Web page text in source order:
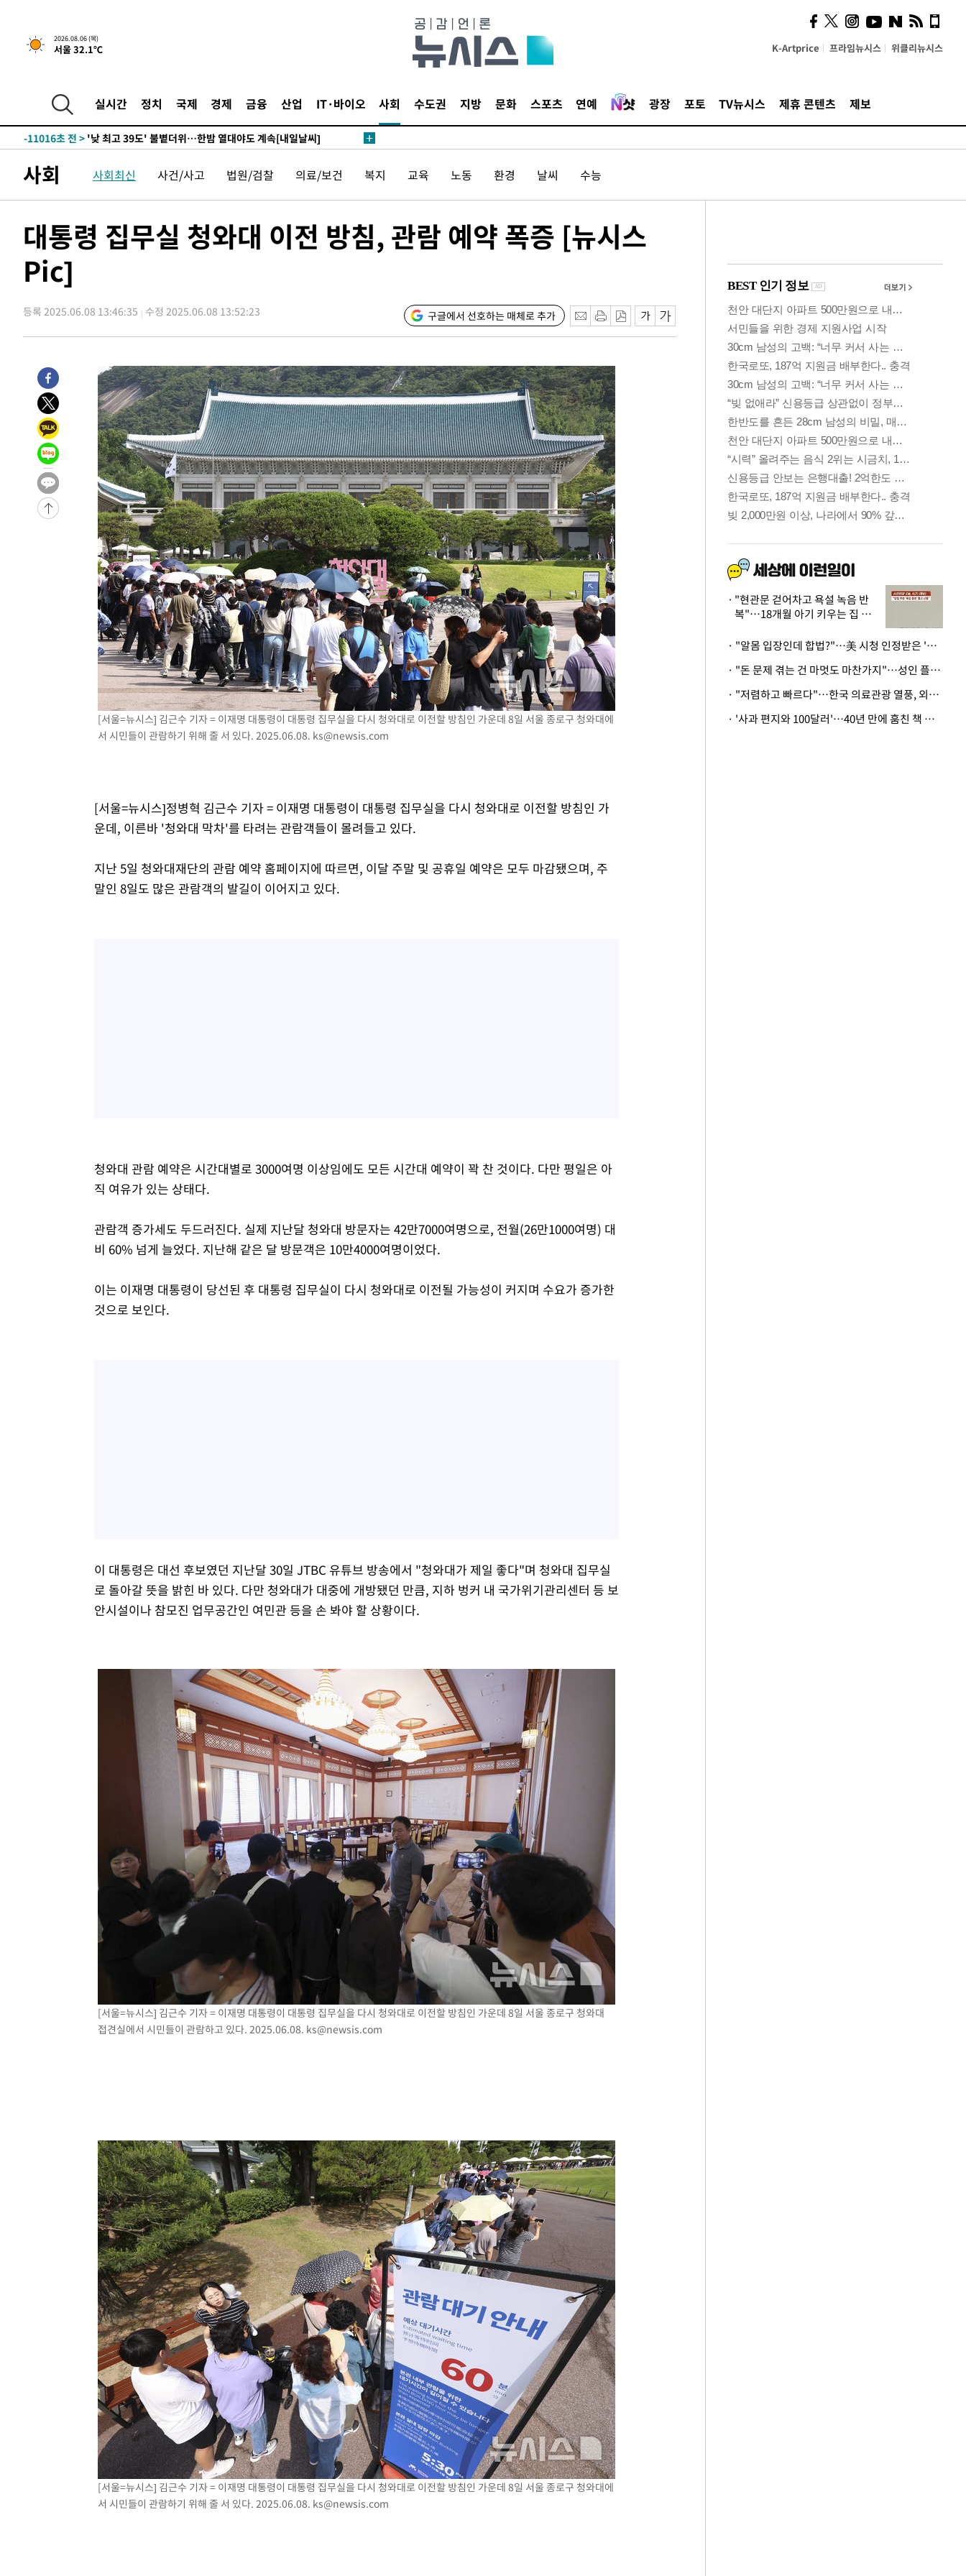
2026.08.06 (목)
서울 32.1℃ K-Artprice 프라임뉴시스 위클리뉴시스
실시간 정치 국제 경제 금융 산업 IT·바이오 사회 수도권 지방 문화 스포츠 연예 광장 포토 TV뉴시스 제휴 콘텐츠 제보
-28440초 전 >경찰, '홍명보는 2순위' 결론냈던 스포츠윤리센터도 압수수색
-14036초 전 >[속보]합참 "北 발사체는 단거리탄도미사일…감시·경계태세 강
-12214초 전 >
[속보] SKT, 에이닷 서비스 장애 발생…"원인 파악 중"
-11620초 전 >
-11016초 전 > '낮 최고 39도' 불볕더위…한밤 열대야도 계속[내일날씨]
-10637초 전 >
"韓 외환시장 개입 관측 배경엔 美의 대한국 무역적자 있어"
-10464초 전 >'월드컵 탈락 후폭풍' 축구협회…초유의 압수수색에 '충격·당황'
-9866초 전 >[속보]종합특검, 대검 추가 압수수색…내란 중요임무종사 혐의
-5961초 전 >
-5891초 전 >
-3355초 전 >"여기 떨어졌다"…다누리, 스페이스X 로켓 달 충돌 흔적 포착
-400초 전 >손흥민, 5경기 연속골 실패…LAFC는 승부차기 끝 과달라하라 격파
-31546초 전 >
'월드컵 탈락 후폭풍' 축구협회…11시간 걸린 초유의 압수수색(종
-30982초 전 >
[속보] 뉴욕증시, 혼조 출발…나스닥 0.3%↓, 다우 0.14%↑
-29775초 전 >
축구협회, 15년 전 심판 성 접대 파문에 "현재는 내부 지침 준수"
-28460초 전 >
경찰, '홍명보는 2순위' 결론냈던 스포츠윤리센터도 압수수색
-14056초 전 >
[속보]합참 "北 발사체는 단거리탄도미사일…감시·경계태세 강
화"
-13804초 전 >
日방위성, 北이 동해로 쏜 발사체는 탄도미사일 가능성
-12234초 전 >
[속보] SKT, 에이닷 서비스 장애 발생…"원인 파악 중"
-11640초 전 >
[속보]합참 "북, 동해상으로 미상 발사체 발사"
'낮 최고 39도' 불볕더위…한밤 열대야도 계속[내일날씨]
[속보]7~9일 프로야구 3연전도 폭염 취소…11일 재개
"韓 외환시장 개입 관측 배경엔 美의 대한국 무역적자 있어"
'월드컵 탈락 후폭풍' 축구협회…초유의 압수수색에 '충격·당황'
서울 낮 37.9도, 올여름 최고치 경신…영등포 순간 '40도'
[속보]종합특검, 대검 추가 압수수색…내란 중요임무종사 혐의
[속보]코스닥, 800p 회복…0.26% 오른 801.67 마감
[속보]코스피, 301.88포인트(4.58%) 내린 6296.38 마감
[속보]원·달러 환율, 0.7원 내린 1423.8원 마감
"여기 떨어졌다"…다누리, 스페이스X 로켓 달 충돌 흔적 포착
손흥민, 5경기 연속골 실패…LAFC는 승부차기 끝 과달라하라 격파
사회 사회최신 사건/사고 법원/검찰 의료/보건 복지 교육 노동 환경 날씨 수능
대통령 집무실 청와대 이전 방침, 관람 예약 폭증 [뉴시스
Pic]
등록 2025.06.08 13:46:35 수정 2025.06.08 13:52:23 구글에서 선호하는 매체로 추가
[서울=뉴시스] 김근수 기자 = 이재명 대통령이 대통령 집무실을 다시 청와대로 이전할 방침인 가운데 8일 서울 종로구 청와대에
서 시민들이 관람하기 위해 줄 서 있다. 2025.06.08. ks@newsis.com
[서울=뉴시스]정병혁 김근수 기자 = 이재명 대통령이 대통령 집무실을 다시 청와대로 이전할 방침인 가
운데, 이른바 '청와대 막차'를 타려는 관람객들이 몰려들고 있다.
지난 5일 청와대재단의 관람 예약 홈페이지에 따르면, 이달 주말 및 공휴일 예약은 모두 마감됐으며, 주
말인 8일도 많은 관람객의 발길이 이어지고 있다.
청와대 관람 예약은 시간대별로 3000여명 이상임에도 모든 시간대 예약이 꽉 찬 것이다. 다만 평일은 아
직 여유가 있는 상태다.
관람객 증가세도 두드러진다. 실제 지난달 청와대 방문자는 42만7000여명으로, 전월(26만1000여명) 대
비 60% 넘게 늘었다. 지난해 같은 달 방문객은 10만4000여명이었다.
이는 이재명 대통령이 당선된 후 대통령 집무실이 다시 청와대로 이전될 가능성이 커지며 수요가 증가한
것으로 보인다.
이 대통령은 대선 후보였던 지난달 30일 JTBC 유튜브 방송에서 "청와대가 제일 좋다"며 청와대 집무실
로 돌아갈 뜻을 밝힌 바 있다. 다만 청와대가 대중에 개방됐던 만큼, 지하 벙커 내 국가위기관리센터 등 보
안시설이나 참모진 업무공간인 여민관 등을 손 봐야 할 상황이다.
[서울=뉴시스] 김근수 기자 = 이재명 대통령이 대통령 집무실을 다시 청와대로 이전할 방침인 가운데 8일 서울 종로구 청와대
접견실에서 시민들이 관람하고 있다. 2025.06.08. ks@newsis.com
[서울=뉴시스] 김근수 기자 = 이재명 대통령이 대통령 집무실을 다시 청와대로 이전할 방침인 가운데 8일 서울 종로구 청와대에
서 시민들이 관람하기 위해 줄 서 있다. 2025.06.08. ks@newsis.com
의견, 국토부·LH에 충실히
전달할 것"
"현관문 걷어차고 욕설 녹음 반
복"…18개월 아기 키우는 집 뒤
· "알몸 입장인데 합법?"…美 시청 인정받은 '누드' 레스토랑 화제
· "돈 문제 겪는 건 마멋도 마찬가지"…성인 플랫폼에 등장한 뜻밖의 스타
· "저렴하고 빠르다"…한국 의료관광 열풍, 외신도 주목
· '사과 편지와 100달러'…40년 만에 훔친 책 돌려준 美 절도범